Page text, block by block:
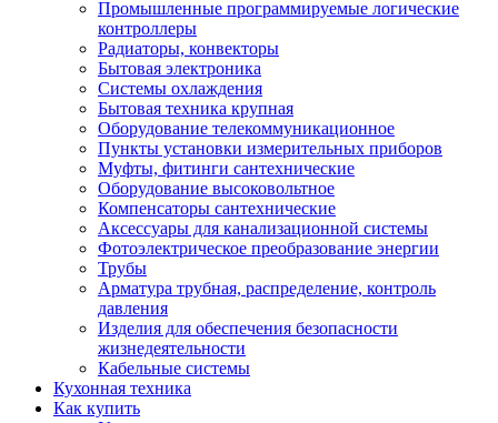
Промышленные программируемые логические
контроллеры
Радиаторы, конвекторы
Бытовая электроника
Системы охлаждения
Бытовая техника крупная
Оборудование телекоммуникационное
Пункты установки измерительных приборов
Муфты, фитинги сантехнические
Оборудование высоковольтное
Компенсаторы сантехнические
Аксессуары для канализационной системы
Фотоэлектрическое преобразование энергии
Трубы
Арматура трубная, распределение, контроль
давления
Изделия для обеспечения безопасности
жизнедеятельности
Кабельные системы
Кухонная техника
Как купить